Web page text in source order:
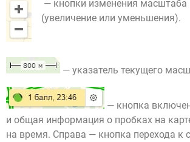
— кнопки изменения масштаба
(увеличение или уменьшения).
— указатель текущего
— кнопка
и общая информация о пробках на
на время. Справа — кнопка перехода к